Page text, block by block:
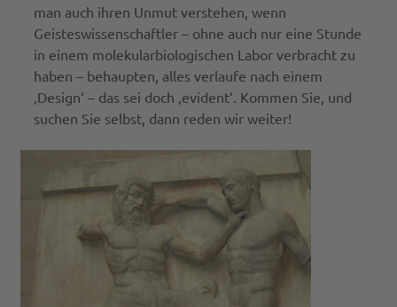
man auch ihren Unmut verstehen, wenn
Geisteswissenschaftler – ohne auch nur eine Stunde
in einem molekularbiologischen Labor verbracht zu
haben – behaupten, alles verlaufe nach einem
‚Design‘ – das sei doch ‚evident‘. Kommen Sie, und
suchen Sie selbst, dann reden wir weiter!